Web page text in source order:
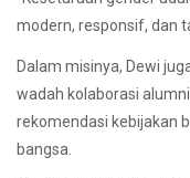
modern, responsif, dan
Dalam misinya, Dewi
wadah kolaborasi
rekomendasi kebijakan
bangsa.